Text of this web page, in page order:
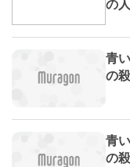
青
の
青
の